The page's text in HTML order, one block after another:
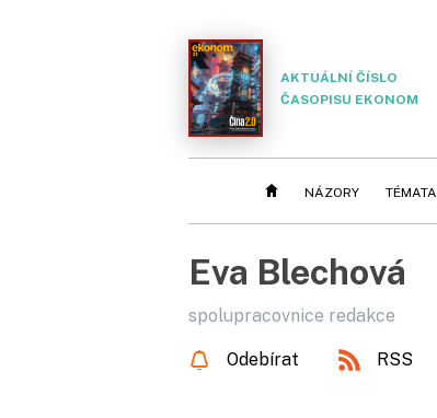
AKTUÁLNÍ ČÍSLO
ČASOPISU EKONOM
NÁZORY TÉMATA
Eva Blechová
spolupracovnice redakce
Odebírat RSS